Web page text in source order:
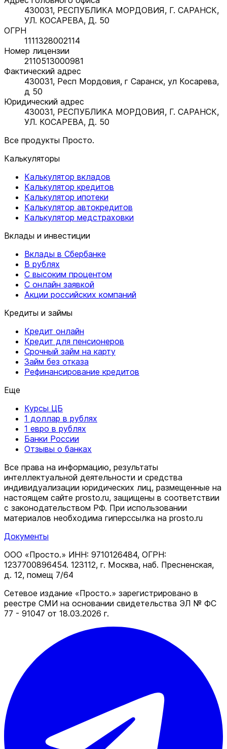
430031, РЕСПУБЛИКА МОРДОВИЯ, Г. САРАНСК,
УЛ. КОСАРЕВА, Д. 50
ОГРН
1111328002114
Номер лицензии
2110513000981
Фактический адрес
430031, Респ Мордовия, г Саранск, ул Косарева,
д 50
Юридический адрес
430031, РЕСПУБЛИКА МОРДОВИЯ, Г. САРАНСК,
УЛ. КОСАРЕВА, Д. 50
Все продукты Просто.
Калькуляторы
Калькулятор вкладов
Калькулятор кредитов
Калькулятор ипотеки
Калькулятор автокредитов
Калькулятор медстраховки
Вклады и инвестиции
Вклады в Сбербанке
В рублях
С высоким процентом
С онлайн заявкой
Акции российских компаний
Кредиты и займы
Кредит онлайн
Кредит для пенсионеров
Срочный займ на карту
Займ без отказа
Рефинансирование кредитов
Еще
Курсы ЦБ
1 доллар в рублях
1 евро в рублях
Банки России
Отзывы о банках
Все права на информацию, результаты
интеллектуальной деятельности и средства
индивидуализации юридических лиц, размещенные на
настоящем сайте prosto.ru, защищены в соответствии
c законодательством РФ. При использовании
материалов необходима гиперссылка на prosto.ru
Документы
ООО «Просто.» ИНН: 9710126484, ОГРН:
1237700896454. 123112, г. Москва, наб. Пресненская,
д. 12, помещ 7/64
Сетевое издание «Просто.» зарегистрировано в
реестре СМИ на основании свидетельства ЭЛ № ФС
77 - 91047 от 18.03.2026 г.